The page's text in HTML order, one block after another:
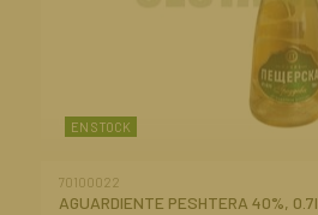
EN STOCK
70100022
AGUARDIENTE PESHTERA 40%, 0.7l